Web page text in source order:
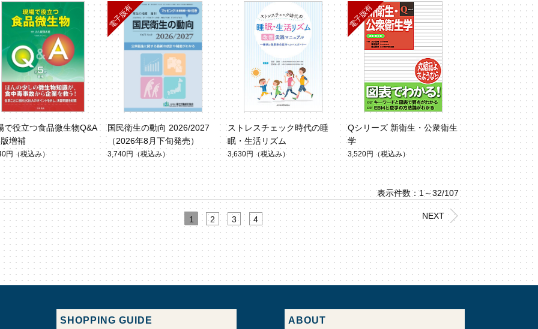
で役立つ食品微生物Q&A
増補
円 （税込み）
国民衛生の動向 2026/2027
（2026年8月下旬発売）
3,740円 （税込み）
ストレスチェック時代の睡
眠・生活リズム
3,630円 （税込み）
Qシリーズ 新衛生・公衆衛生
学
3,520円 （税込み）
表示件数：1～32/107
NEXT
1 2 3 4
SHOPPING GUIDE ABOUT